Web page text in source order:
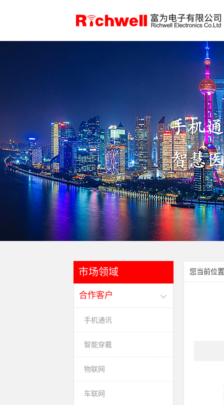
市场领域
合作客户
手机通讯
智能穿戴
物联网
车联网
您当前位